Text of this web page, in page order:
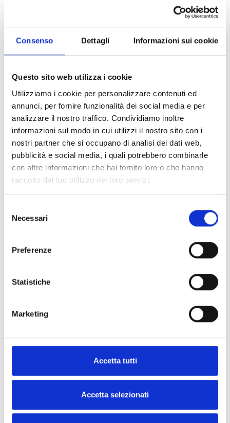
Consenso Dettagli Informazioni sui cookie
Questo sito web utilizza i cookie
Utilizziamo i cookie per personalizzare contenuti ed
annunci, per fornire funzionalità dei social media e per
analizzare il nostro traffico. Condividiamo inoltre
informazioni sul modo in cui utilizzi il nostro sito con i
nostri partner che si occupano di analisi dei dati web,
pubblicità e social media, i quali potrebbero combinarle
con altre informazioni che hai fornito loro o che hanno
raccolto dal tuo utilizzo dei loro servizi.
delNecessari
Preferenze
Statistiche
Marketing
Accetta tutti
Accetta selezionati
SIXS Carbon Underwear®con
scollo a giro e maniche lunghe
Progettata con cura e passione, questa maglia è la compagna
in palestra o semplicemente in movimento nella vita di tutti i giorni.
Realizzata con il nostro tessuto tecnico adatto a tutte le stagioni,
con una nuova formula incredibilmente morbida al tatto, la maglia
offre una traspirabilità eccezionale e un controllo efficace
Scollatura più ampia
Una delle caratteristiche più distintive della nostra maglia a
maniche lunghe è la sua scollatura più ampia, pensata
appositamente per abbracciare delicatamente il collo e le spalle
Istruzioni per la manutenzione
Non usare ammorbidente
Non asciugare in asciugatrice